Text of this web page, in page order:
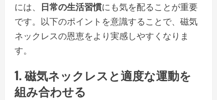
には、 日常の生活習慣にも気を配ることが重要
です。以下のポイントを意識することで、磁気
ネックレスの恩恵をより実感しやすくなりま
す。
1. 磁気ネックレスと適度な運動を
組み合わせる